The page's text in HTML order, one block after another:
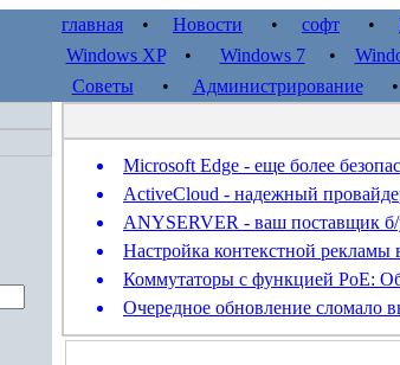
главная • Новости • софт •
Windows XP• Windows 7•
Советы • Администрирование
Microsoft Edge - еще более
ActiveCloud - надежный
ANYSERVER - ваш поставщик
Настройка контекстной
Коммутаторы с функцией PoE:
Очередное обновление сломало